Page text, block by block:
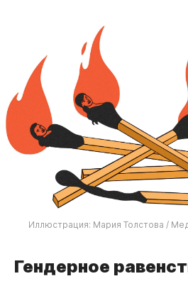
Иллюстрация: Мария Толстова /
Гендерное